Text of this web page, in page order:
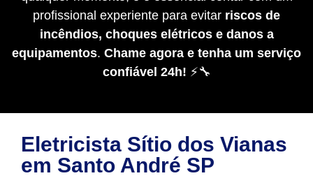
profissional experiente para evitar riscos de
incêndios, choques elétricos e danos a
equipamentos. Chame agora e tenha um serviço
confiável 24h! ⚡🔧
Eletricista Sítio dos Vianas
em Santo André SP